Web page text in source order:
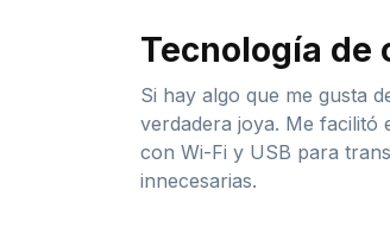
Tecnología de
Si hay algo que me gusta
verdadera joya. Me facilitó
con Wi-Fi y USB para
innecesarias.